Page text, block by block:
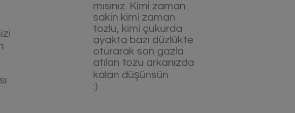
mısınız. Kimi zaman
sakin kimi zaman
tozlu, kimi çukurda
ayakta bazı düzlükte
oturarak son gazla
atılan tozu arkanızda
kalan düşünsün
:)